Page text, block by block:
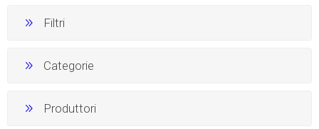
Filtri
Categorie
Produttori